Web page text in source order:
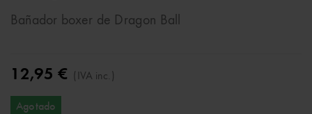
Bañador boxer de Dragon Ball
12,95 € (IVA inc.)
Agotado